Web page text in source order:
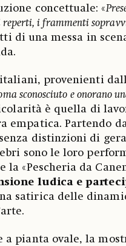
concettuale: «
i frammenti
di una messa in
provenienti
sconosciuto e onorano
è quella di
empatica. Partendo
distinzioni di
sono le loro
la «Pescheria da
ludica e
satirica delle
pianta ovale, la